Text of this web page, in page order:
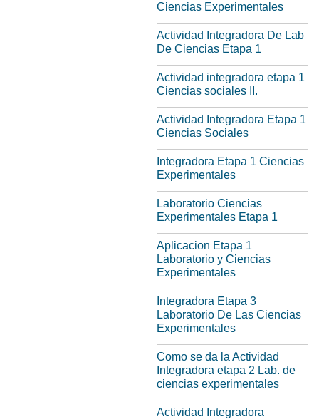
Ciencias Experimentales
Actividad Integradora De Lab
De Ciencias Etapa 1
Actividad integradora etapa 1
Ciencias sociales II.
Actividad Integradora Etapa 1
Ciencias Sociales
Integradora Etapa 1 Ciencias
Experimentales
Laboratorio Ciencias
Experimentales Etapa 1
Aplicacion Etapa 1
Laboratorio y Ciencias
Experimentales
Integradora Etapa 3
Laboratorio De Las Ciencias
Experimentales
Como se da la Actividad
Integradora etapa 2 Lab. de
ciencias experimentales
Actividad Integradora